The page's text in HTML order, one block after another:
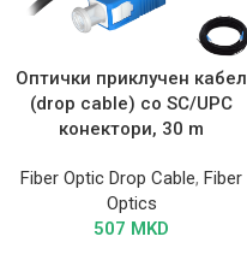
Оптички приклучен кабел
(drop cable) со SC/UPC
конектори, 30 m
Fiber Optic Drop Cable, Fiber
Optics
507 MKD